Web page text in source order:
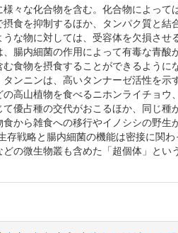
々な化合物を含む。化合物によっ
食を抑制するほか、タンパク質と
な物に対しては、受容体を欠損さ
腸内細菌の作用によって有毒な青
食物を摂食することができるよう
ンニンは、高いタンナーゼ活性を
高山植物を食べるニホンライチョ
優占種の交代がおこるほか、同じ
から雑食への移行やイノシシの野
存戦略と腸内細菌の機能は密接に関
の微生物叢も含めた「超個体」と